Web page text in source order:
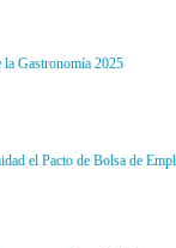
la Gastronomía 2025
el Pacto de Bolsa de